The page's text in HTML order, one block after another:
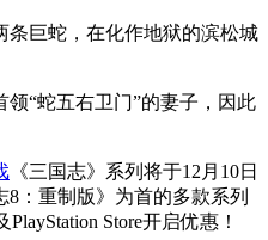
条巨蛇，在化作地狱的滨松城
“蛇五右卫门”的妻子，因此
《三国志》系列将于12月10日
：重制版》为首的多款系列
Store开启优惠！